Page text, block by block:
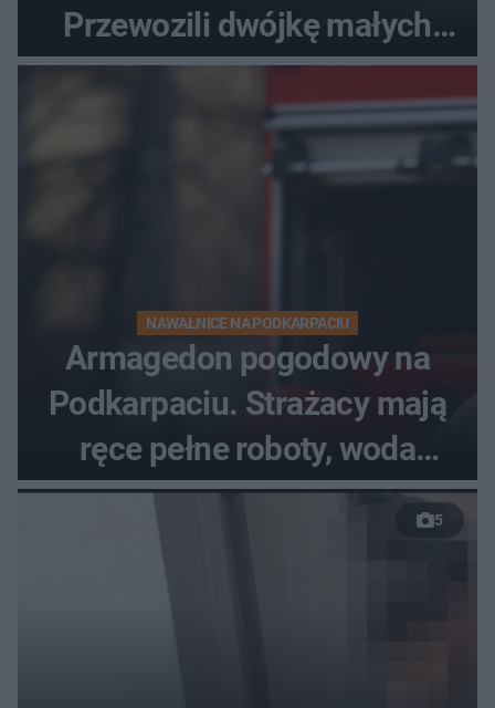
Przewozili dwójkę małych
dzieci
NAWAŁNICE NA PODKARPACIU
Armagedon pogodowy na
Podkarpaciu. Strażacy mają
ręce pełne roboty, woda
zalewa posesje i budynki
5